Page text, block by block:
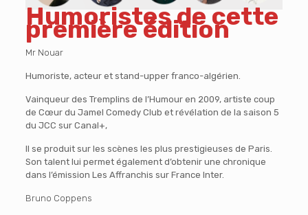
Humoristes de cette
première édition
Mr Nouar
Humoriste, acteur et stand-upper franco-algérien.
Vainqueur des Tremplins de l’Humour en 2009, artiste coup
de Cœur du Jamel Comedy Club et révélation de la saison 5
du JCC sur Canal+,
Il se produit sur les scènes les plus prestigieuses de Paris.
Son talent lui permet également d’obtenir une chronique
dans l’émission Les Affranchis sur France Inter.
Bruno Coppens